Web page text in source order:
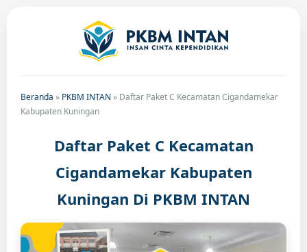
Beranda » PKBM INTAN » Daftar Paket C Kecamatan Cigandamekar
Kabupaten Kuningan
Daftar Paket C Kecamatan
Cigandamekar Kabupaten
Kuningan Di PKBM INTAN